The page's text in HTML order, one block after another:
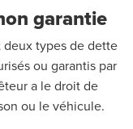
garantie
deux types de dette
ou garantis par
a le droit de
ou le véhicule.